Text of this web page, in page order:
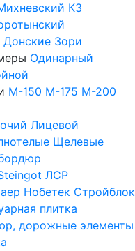
КЗ
Донские Зори
Одинарный
М-150 М-175 М-200
Лицевой
Щелевые
ЛСР
Нобетек Стройблок
плитка
дорожные элементы